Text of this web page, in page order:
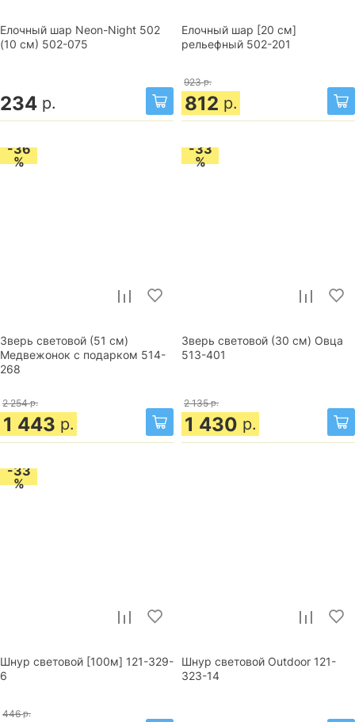
Елочный шар Neon-Night 502
(10 см) 502-075
234 р.
Елочный шар [20 см]
рельефный 502-201
923 р.
812 р.
-36
%
Зверь световой (51 см)
Медвежонок с подарком 514-
268
2 254 р.
1 443 р.
-33
%
Зверь световой (30 см) Овца
513-401
2 135 р.
1 430 р.
-33
%
Шнур световой [100м] 121-329-
6
446 р.
Шнур световой Outdoor 121-
323-14